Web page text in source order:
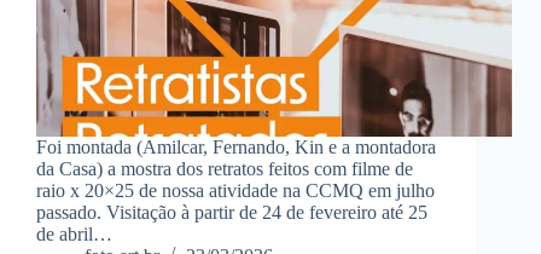
Foi montada (Amilcar, Fernando, Kin e a montadora
da Casa) a mostra dos retratos feitos com filme de
raio x 20×25 de nossa atividade na CCMQ em julho
passado. Visitação à partir de 24 de fevereiro até 25
de abril…